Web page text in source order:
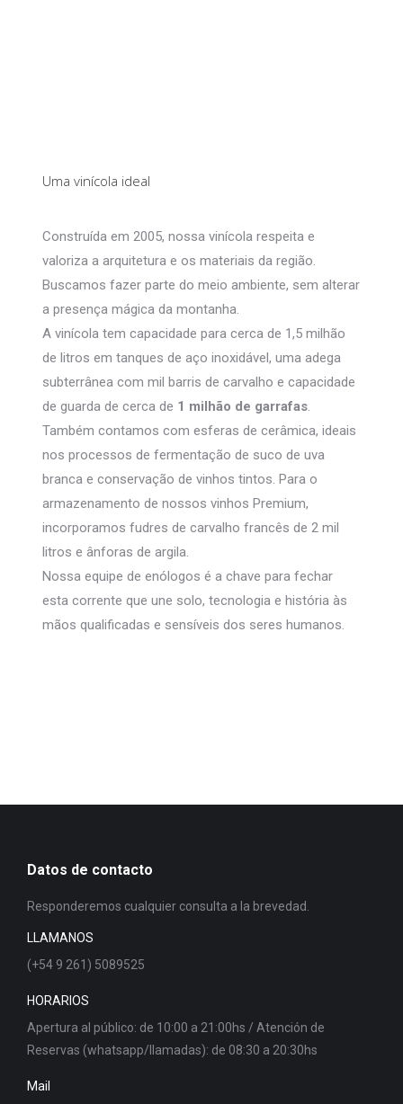
Uma vinícola ideal
Construída em 2005, nossa vinícola respeita e
valoriza a arquitetura e os materiais da região.
Buscamos fazer parte do meio ambiente, sem alterar
a presença mágica da montanha.
A vinícola tem capacidade para cerca de 1,5 milhão
de litros em tanques de aço inoxidável, uma adega
subterrânea com mil barris de carvalho e capacidade
de guarda de cerca de 1 milhão de garrafas.
Também contamos com esferas de cerâmica, ideais
nos processos de fermentação de suco de uva
branca e conservação de vinhos tintos. Para o
armazenamento de nossos vinhos Premium,
incorporamos fudres de carvalho francês de 2 mil
litros e ânforas de argila.
Nossa equipe de enólogos é a chave para fechar
esta corrente que une solo, tecnologia e história às
mãos qualificadas e sensíveis dos seres humanos.
Datos de contacto
Responderemos cualquier consulta a la brevedad.
LLAMANOS
(+54 9 261) 5089525
HORARIOS
Apertura al público: de 10:00 a 21:00hs / Atención de
Reservas (whatsapp/llamadas): de 08:30 a 20:30hs
Mail